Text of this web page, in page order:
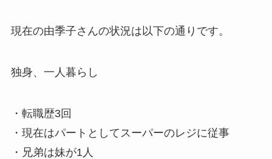
現在の由季子さんの状況は以下の通りです。
独身、一人暮らし
・転職歴3回
・現在はパートとしてスーパーのレジに従事
・兄弟は妹が1人